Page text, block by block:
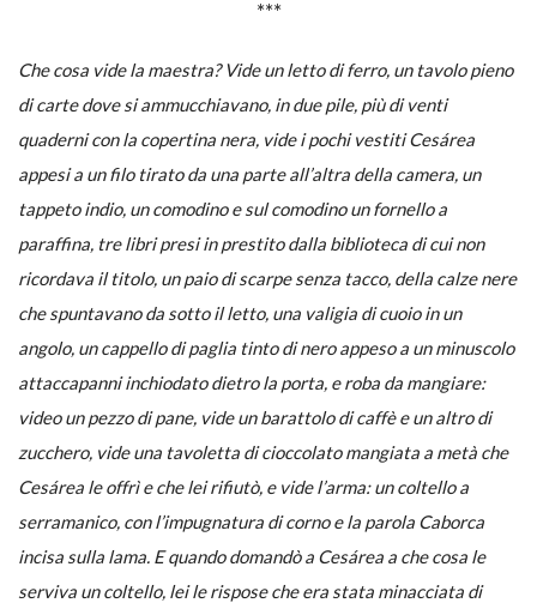
***
Che cosa vide la maestra? Vide un letto di ferro, un tavolo pieno
di carte dove si ammucchiavano, in due pile, più di venti
quaderni con la copertina nera, vide i pochi vestiti Cesárea
appesi a un filo tirato da una parte all’altra della camera, un
tappeto indio, un comodino e sul comodino un fornello a
paraffina, tre libri presi in prestito dalla biblioteca di cui non
ricordava il titolo, un paio di scarpe senza tacco, della calze nere
che spuntavano da sotto il letto, una valigia di cuoio in un
angolo, un cappello di paglia tinto di nero appeso a un minuscolo
attaccapanni inchiodato dietro la porta, e roba da mangiare:
video un pezzo di pane, vide un barattolo di caffè e un altro di
zucchero, vide una tavoletta di cioccolato mangiata a metà che
Cesárea le offrì e che lei rifiutò, e vide l’arma: un coltello a
serramanico, con l’impugnatura di corno e la parola Caborca
incisa sulla lama. E quando domandò a Cesárea a che cosa le
serviva un coltello, lei le rispose che era stata minacciata di